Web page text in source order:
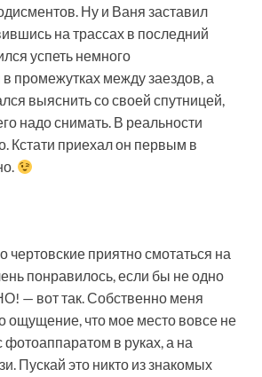
Ну и Ваня заставил
на трассах в последний
успеть немного
промежутках между заездов, а
выяснить со своей спутницей,
надо снимать. В реальности
Кстати приехал он первым в
приятно смотаться на
понравилось, если бы не одно
— вот так. Собственно меня
ощущение, что мое место вовсе не
фотоаппаратом в руках, а на
Пускай это никто из знакомых